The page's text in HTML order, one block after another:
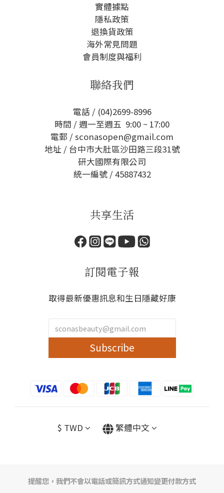
實體據點
隱私政策
退換貨政策
海外常見問題
會員制度與福利
聯絡我們
電話 / (04)2699-8996
時間 / 週一至週五 9:00 ~ 17:00
電郵 / sconasopen@gmail.com
地址 / 台中市大肚區沙田路三段31號
研大國際有限公司
統一編號 / 45887432
共享生活
訂閱電子報
取得最新優惠訊息和生日隱藏好康
Subscribe
$ TWD 繁體中文
提醒您，我們不會以電話或簡訊方式通知變更付款方式